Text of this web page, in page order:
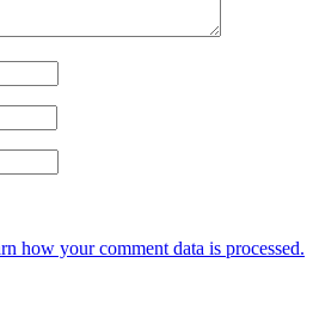
how your comment data is processed.